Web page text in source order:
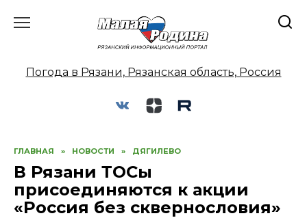
Погода в Рязани, Рязанская область, Россия
ГЛАВНАЯ » НОВОСТИ » ДЯГИЛЕВО
В Рязани ТОСы
присоединяются к акции
«Россия без сквернословия»